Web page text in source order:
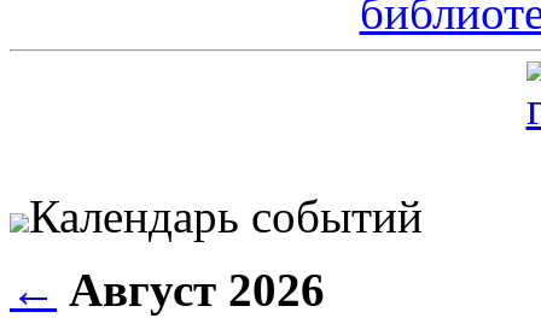
Календарь событий
← Август 2026